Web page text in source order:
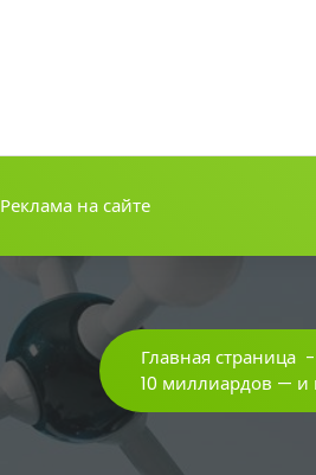
Реклама на сайте
Главная страница -
10 миллиардов — и